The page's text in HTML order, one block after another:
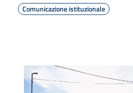
Comunicazione istituzionale